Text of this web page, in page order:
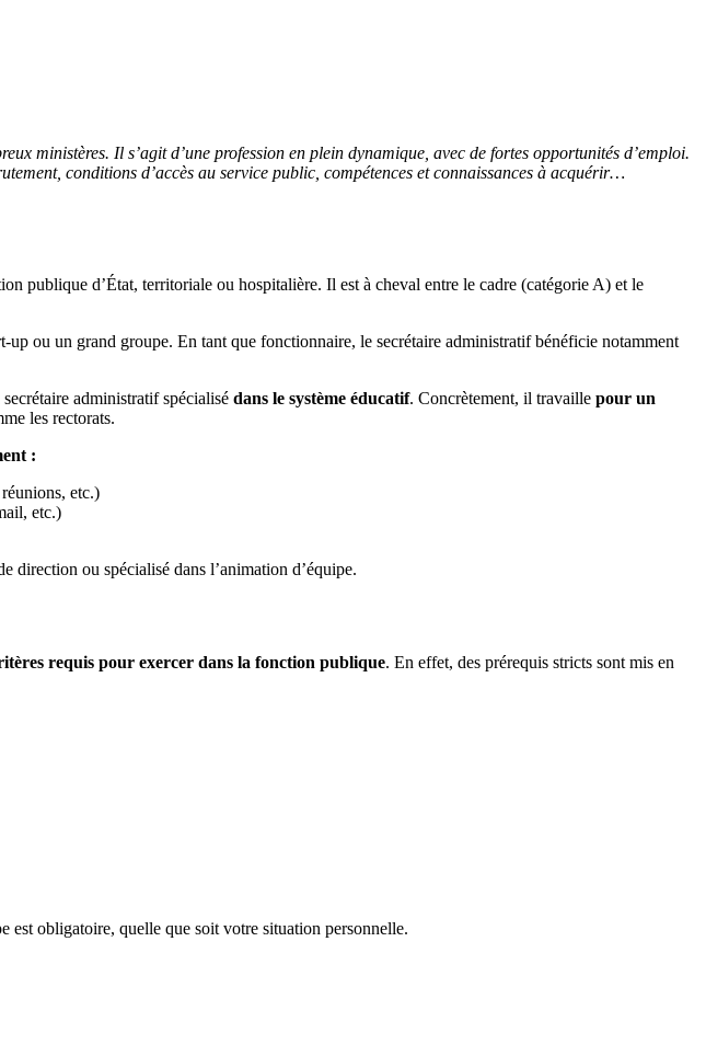
ministères. Il s’agit d’une profession en plein dynamique, avec de fortes opportunités d’emploi.
conditions d’accès au service public, compétences et connaissances à acquérir…
publique d’État, territoriale ou hospitalière. Il est à cheval entre le cadre (catégorie A) et le
up ou un grand groupe. En tant que fonctionnaire, le secrétaire administratif bénéficie notamment
secrétaire administratif spécialisé dans le système éducatif. Concrètement, il travaille pour un
les rectorats.
:
etc.)
etc.)
direction ou spécialisé dans l’animation d’équipe.
requis pour exercer dans la fonction publique. En effet, des prérequis stricts sont mis en
est obligatoire, quelle que soit votre situation personnelle.